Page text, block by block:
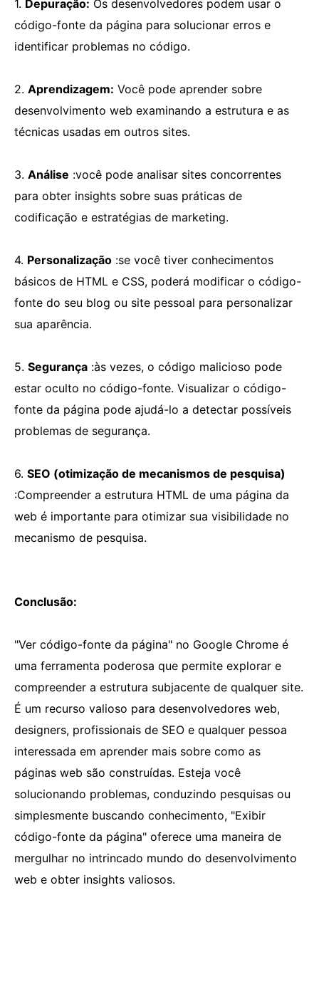
1. Depuração: Os desenvolvedores podem usar o
código-fonte da página para solucionar erros e
identificar problemas no código.
2. Aprendizagem: Você pode aprender sobre
desenvolvimento web examinando a estrutura e as
técnicas usadas em outros sites.
3. Análise :você pode analisar sites concorrentes
para obter insights sobre suas práticas de
codificação e estratégias de marketing.
4. Personalização :se você tiver conhecimentos
básicos de HTML e CSS, poderá modificar o código-
fonte do seu blog ou site pessoal para personalizar
sua aparência.
5. Segurança :às vezes, o código malicioso pode
estar oculto no código-fonte. Visualizar o código-
fonte da página pode ajudá-lo a detectar possíveis
problemas de segurança.
6. SEO (otimização de mecanismos de pesquisa)
:Compreender a estrutura HTML de uma página da
web é importante para otimizar sua visibilidade no
mecanismo de pesquisa.
Conclusão:
"Ver código-fonte da página" no Google Chrome é
uma ferramenta poderosa que permite explorar e
compreender a estrutura subjacente de qualquer site.
É um recurso valioso para desenvolvedores web,
designers, profissionais de SEO e qualquer pessoa
interessada em aprender mais sobre como as
páginas web são construídas. Esteja você
solucionando problemas, conduzindo pesquisas ou
simplesmente buscando conhecimento, "Exibir
código-fonte da página" oferece uma maneira de
mergulhar no intrincado mundo do desenvolvimento
web e obter insights valiosos.